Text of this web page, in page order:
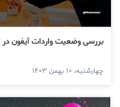
بررسی وضعیت واردات آیفون در
چهارشنبه، ۱۰ بهمن ۱۴۰۳